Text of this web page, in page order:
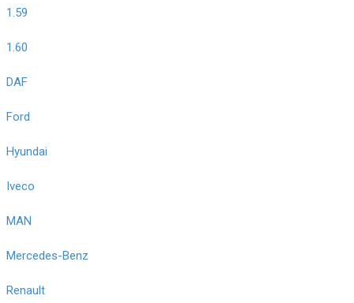
1.59
1.60
DAF
Ford
Hyundai
Iveco
MAN
Mercedes-Benz
Renault